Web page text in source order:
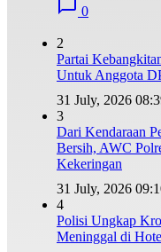
0
2
Partai
Untuk Anggota
31 July, 2026
3
Dari Kendaraan
Bersih, AWC
Kekeringan
31 July, 2026
4
Polisi Ungkap
Meninggal di